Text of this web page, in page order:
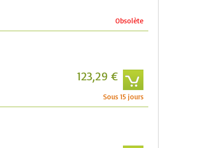
Obsolète
Sous 15 jours
123,29 €